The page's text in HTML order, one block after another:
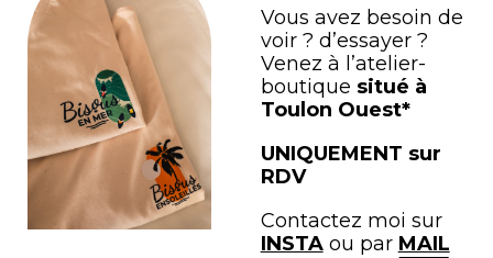
Sophie MORIN Emilie
Vous avez besoin de
voir ? d’essayer ?
Venez à l’atelier-
boutique situé à
Toulon Ouest*
UNIQUEMENT sur
RDV
Contactez moi sur
INSTAou par MAIL